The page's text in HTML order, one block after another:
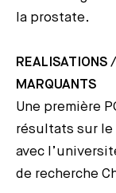
la prostate.
REALISATIONS
MARQUANTS
Une première
résultats sur le
avec
de recherche